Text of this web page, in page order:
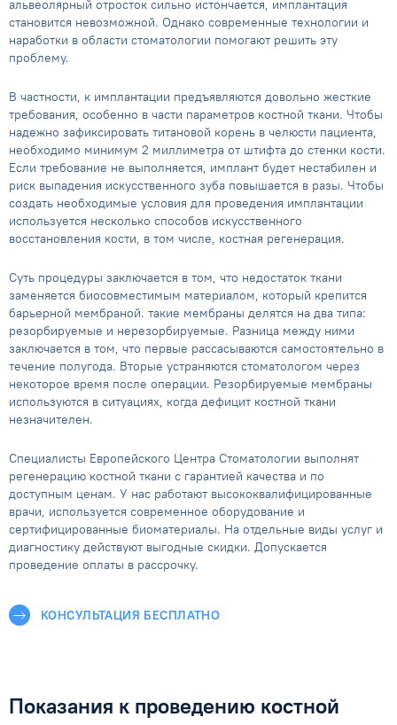
альвеолярный отросток сильно истончается, имплантация
становится невозможной. Однако современные технологии и
наработки в области стоматологии помогают решить эту
проблему.
В частности, к имплантации предъявляются довольно жесткие
требования, особенно в части параметров костной ткани. Чтобы
надежно зафиксировать титановой корень в челюсти пациента,
необходимо минимум 2 миллиметра от штифта до стенки кости.
Если требование не выполняется, имплант будет нестабилен и
риск выпадения искусственного зуба повышается в разы. Чтобы
создать необходимые условия для проведения имплантации
используется несколько способов искусственного
восстановления кости, в том числе, костная регенерация.
Суть процедуры заключается в том, что недостаток ткани
заменяется биосовместимым материалом, который крепится
барьерной мембраной. такие мембраны делятся на два типа:
резорбируемые и нерезорбируемые. Разница между ними
заключается в том, что первые рассасываются самостоятельно в
течение полугода. Вторые устраняются стоматологом через
некоторое время после операции. Резорбируемые мембраны
используются в ситуациях, когда дефицит костной ткани
незначителен.
Специалисты Европейского Центра Стоматологии выполнят
регенерацию костной ткани с гарантией качества и по
доступным ценам. У нас работают высококвалифицированные
врачи, используется современное оборудование и
сертифицированные биоматериалы. На отдельные виды услуг и
диагностику действуют выгодные скидки. Допускается
проведение оплаты в рассрочку.
КОНСУЛЬТАЦИЯ БЕСПЛАТНО
Показания к проведению костной